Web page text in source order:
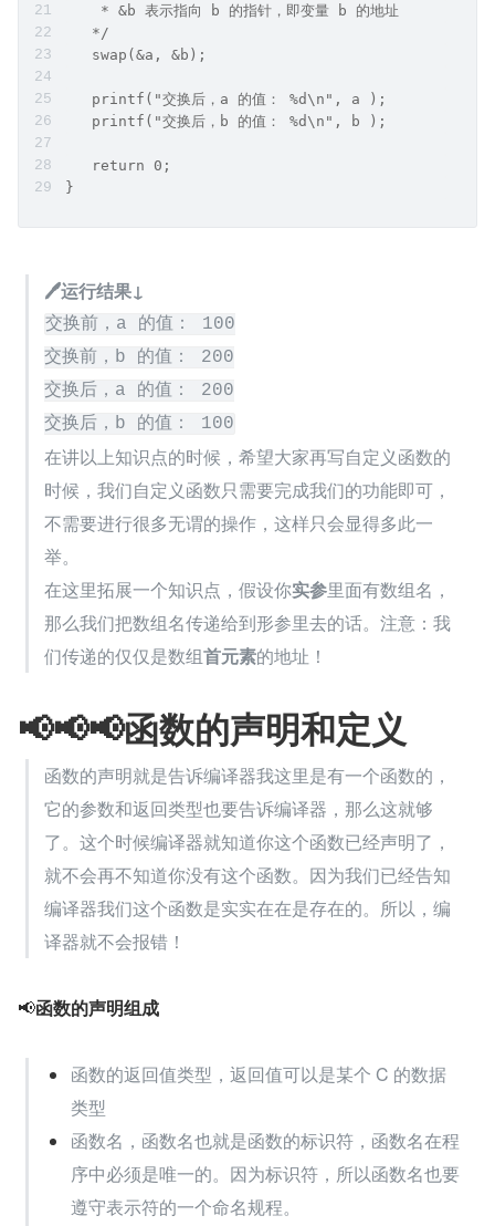
    * &b 表示指向 b 的指针，即变量 b 的地址
   */
   swap(&a, &b);
   printf("交换后，a 的值： %d\n", a );
   printf("交换后，b 的值： %d\n", b );
   return 0;
}
🖊运行结果↓
交换前，a 的值： 100
交换前，b 的值： 200
交换后，a 的值： 200
交换后，b 的值： 100
在讲以上知识点的时候，希望大家再写自定义函数的
时候，我们自定义函数只需要完成我们的功能即可，
不需要进行很多无谓的操作，这样只会显得多此一
举。
在这里拓展一个知识点，假设你实参里面有数组名，
那么我们把数组名传递给到形参里去的话。注意：我
们传递的仅仅是数组首元素的地址！
📢📢📢函数的声明和定义
函数的声明就是告诉编译器我这里是有一个函数的，
它的参数和返回类型也要告诉编译器，那么这就够
了。这个时候编译器就知道你这个函数已经声明了，
就不会再不知道你没有这个函数。因为我们已经告知
编译器我们这个函数是实实在在是存在的。所以，编
译器就不会报错！
📢函数的声明组成
函数的返回值类型，返回值可以是某个 C 的数据
类型
函数名，函数名也就是函数的标识符，函数名在程
序中必须是唯一的。因为标识符，所以函数名也要
遵守表示符的一个命名规程。